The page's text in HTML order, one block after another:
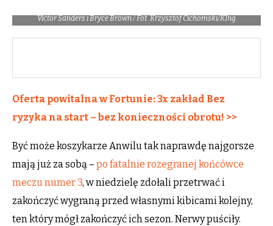
Victor Sanders i Bryce Brown / Fot. Krzysztof Cichomski/KIng
Oferta powitalna w Fortunie: 3x zakład Bez
ryzyka na start – bez konieczności obrotu! >>
Być może koszykarze Anwilu tak naprawdę najgorsze
mają już za sobą – po fatalnie rozegranej końcówce
meczu numer 3, w niedzielę zdołali przetrwać i
zakończyć wygraną przed własnymi kibicami kolejny,
ten który mógł zakończyć ich sezon. Nerwy puściły.